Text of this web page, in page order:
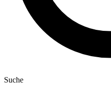
Suche